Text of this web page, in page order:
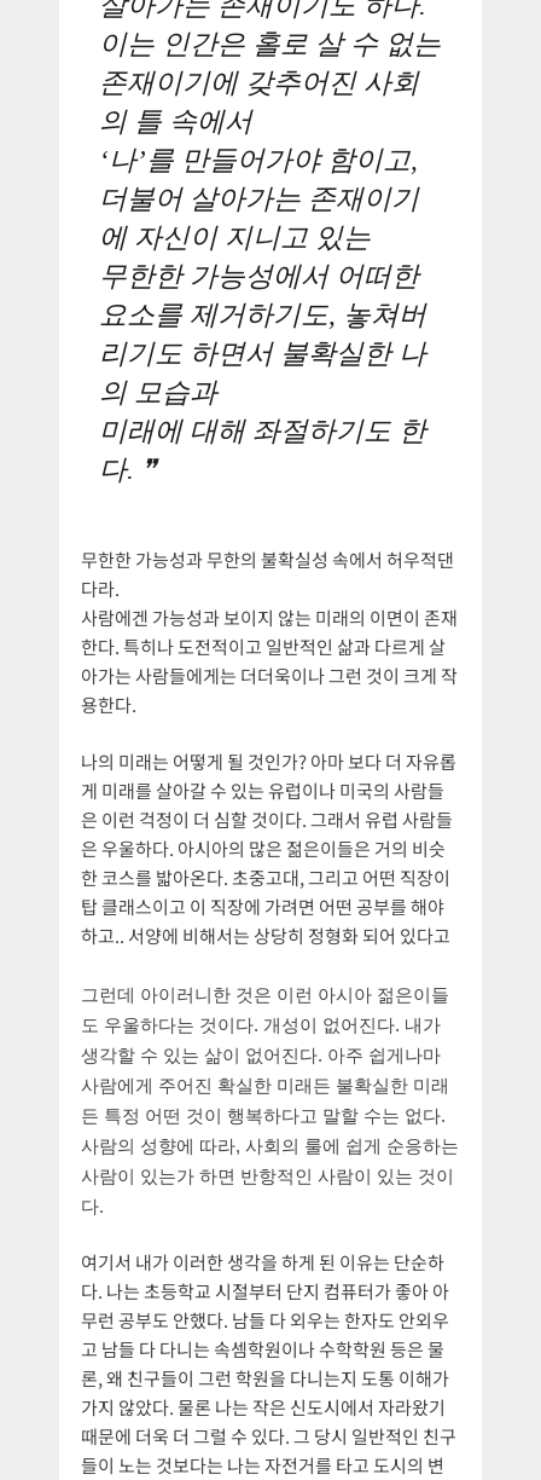
이는 인간은 홀로 살 수 없는
존재이기에 갖추어진 사회
의 틀 속에서
‘나’를 만들어가야 함이고,
더불어 살아가는 존재이기
에 자신이 지니고 있는
무한한 가능성에서 어떠한
요소를 제거하기도, 놓쳐버
리기도 하면서 불확실한 나
의 모습과
미래에 대해 좌절하기도 한
다.
무한한 가능성과 무한의 불확실성 속에서 허우적댄
다라.
사람에겐 가능성과 보이지 않는 미래의 이면이 존재
한다. 특히나 도전적이고 일반적인 삶과 다르게 살
아가는 사람들에게는 더더욱이나 그런 것이 크게 작
용한다.
나의 미래는 어떻게 될 것인가? 아마 보다 더 자유롭
게 미래를 살아갈 수 있는 유럽이나 미국의 사람들
은 이런 걱정이 더 심할 것이다. 그래서 유럽 사람들
은 우울하다. 아시아의 많은 젊은이들은 거의 비슷
한 코스를 밟아온다. 초중고대, 그리고 어떤 직장이
탑 클래스이고 이 직장에 가려면 어떤 공부를 해야
하고.. 서양에 비해서는 상당히 정형화 되어 있다고
그런데 아이러니한 것은 이런 아시아 젊은이들
도 우울하다는 것이다. 개성이 없어진다. 내가
생각할 수 있는 삶이 없어진다. 아주 쉽게나마
사람에게 주어진 확실한 미래든 불확실한 미래
든 특정 어떤 것이 행복하다고 말할 수는 없다.
사람의 성향에 따라, 사회의 룰에 쉽게 순응하는
사람이 있는가 하면 반항적인 사람이 있는 것이
다.
여기서 내가 이러한 생각을 하게 된 이유는 단순하
다. 나는 초등학교 시절부터 단지 컴퓨터가 좋아 아
무런 공부도 안했다. 남들 다 외우는 한자도 안외우
고 남들 다 다니는 속셈학원이나 수학학원 등은 물
론, 왜 친구들이 그런 학원을 다니는지 도통 이해가
가지 않았다. 물론 나는 작은 신도시에서 자라왔기
때문에 더욱 더 그럴 수 있다. 그 당시 일반적인 친구
들이 노는 것보다는 나는 자전거를 타고 도시의 변